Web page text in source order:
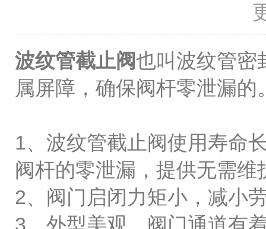
波纹管截止阀也叫波纹管密
属屏障，确保阀杆零泄漏
1、波纹管截止阀使用寿命
阀杆的零泄漏，提供无需
2、阀门启闭力矩小，减小
3、外型美观，阀门通道有